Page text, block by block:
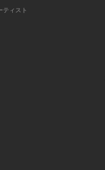
ティスト